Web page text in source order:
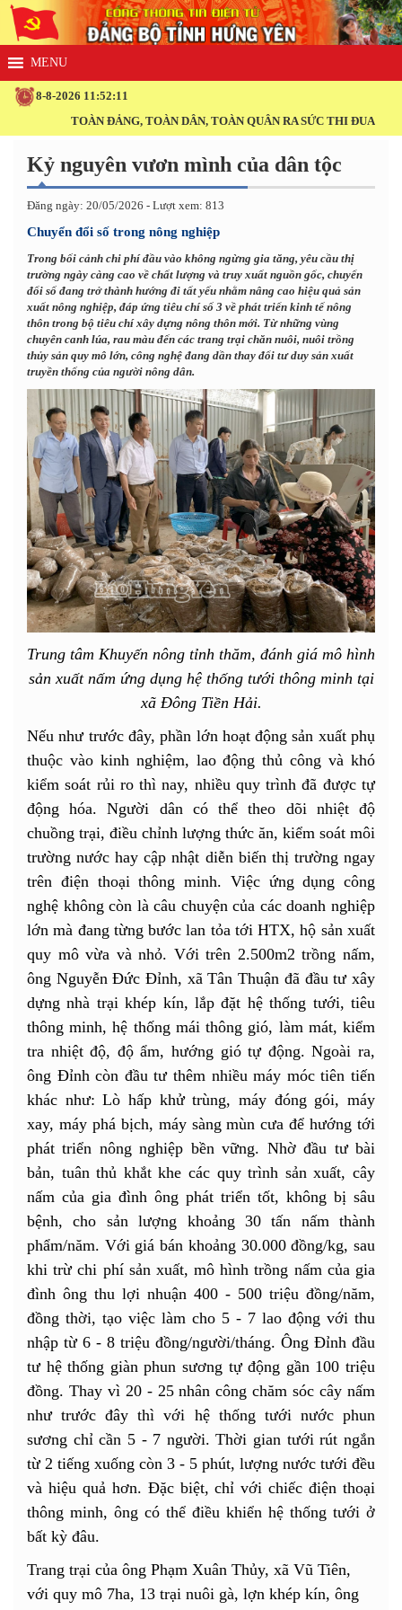
8-8-2026 11:52:12
TOÀN ĐẢNG, TOÀN DÂN, TOÀN QUÂN RA SỨC THI ĐUA THỰC
Kỷ nguyên vươn mình của dân tộc
Đăng ngày: 20/05/2026 - Lượt xem: 813
Chuyển đổi số trong nông nghiệp
Trong bối cảnh chi phí đầu vào không ngừng gia tăng, yêu cầu thị
trường ngày càng cao về chất lượng và truy xuất nguồn gốc, chuyển
đổi số đang trở thành hướng đi tất yếu nhằm nâng cao hiệu quả sản
xuất nông nghiệp, đáp ứng tiêu chí số 3 về phát triển kinh tế nông
thôn trong bộ tiêu chí xây dựng nông thôn mới. Từ những vùng
chuyên canh lúa, rau màu đến các trang trại chăn nuôi, nuôi trồng
thủy sản quy mô lớn, công nghệ đang dần thay đổi tư duy sản xuất
truyền thống của người nông dân.
Trung tâm Khuyến nông tỉnh thăm, đánh giá mô hình
sản xuất nấm ứng dụng hệ thống tưới thông minh tại
xã Đông Tiền Hải.
Nếu như trước đây, phần lớn hoạt động sản xuất phụ
thuộc vào kinh nghiệm, lao động thủ công và khó
kiểm soát rủi ro thì nay, nhiều quy trình đã được tự
động hóa. Người dân có thể theo dõi nhiệt độ
chuồng trại, điều chỉnh lượng thức ăn, kiểm soát môi
trường nước hay cập nhật diễn biến thị trường ngay
trên điện thoại thông minh. Việc ứng dụng công
nghệ không còn là câu chuyện của các doanh nghiệp
lớn mà đang từng bước lan tỏa tới HTX, hộ sản xuất
quy mô vừa và nhỏ. Với trên 2.500m2 trồng nấm,
ông Nguyễn Đức Đỉnh, xã Tân Thuận đã đầu tư xây
dựng nhà trại khép kín, lắp đặt hệ thống tưới, tiêu
thông minh, hệ thống mái thông gió, làm mát, kiểm
tra nhiệt độ, độ ẩm, hướng gió tự động. Ngoài ra,
ông Đỉnh còn đầu tư thêm nhiều máy móc tiên tiến
khác như: Lò hấp khử trùng, máy đóng gói, máy
xay, máy phá bịch, máy sàng mùn cưa để hướng tới
phát triển nông nghiệp bền vững. Nhờ đầu tư bài
bản, tuân thủ khắt khe các quy trình sản xuất, cây
nấm của gia đình ông phát triển tốt, không bị sâu
bệnh, cho sản lượng khoảng 30 tấn nấm thành
phẩm/năm. Với giá bán khoảng 30.000 đồng/kg, sau
khi trừ chi phí sản xuất, mô hình trồng nấm của gia
đình ông thu lợi nhuận 400 - 500 triệu đồng/năm,
đồng thời, tạo việc làm cho 5 - 7 lao động với thu
nhập từ 6 - 8 triệu đồng/người/tháng. Ông Đỉnh đầu
tư hệ thống giàn phun sương tự động gần 100 triệu
đồng. Thay vì 20 - 25 nhân công chăm sóc cây nấm
như trước đây thì với hệ thống tưới nước phun
sương chỉ cần 5 - 7 người. Thời gian tưới rút ngắn
từ 2 tiếng xuống còn 3 - 5 phút, lượng nước tưới đều
và hiệu quả hơn. Đặc biệt, chỉ với chiếc điện thoại
thông minh, ông có thể điều khiển hệ thống tưới ở
bất kỳ đâu.
Trang trại của ông Phạm Xuân Thủy, xã Vũ Tiên,
với quy mô 7ha, 13 trại nuôi gà, lợn khép kín, ông